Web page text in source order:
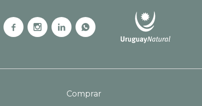
Comprar
   